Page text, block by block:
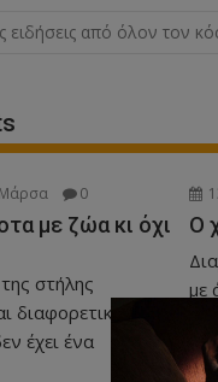
ειδήσεις από όλον τον
Μάρσα 0
με ζώα κι όχι
στήλης
διαφορετικό από
έχει ένα
Ο
με